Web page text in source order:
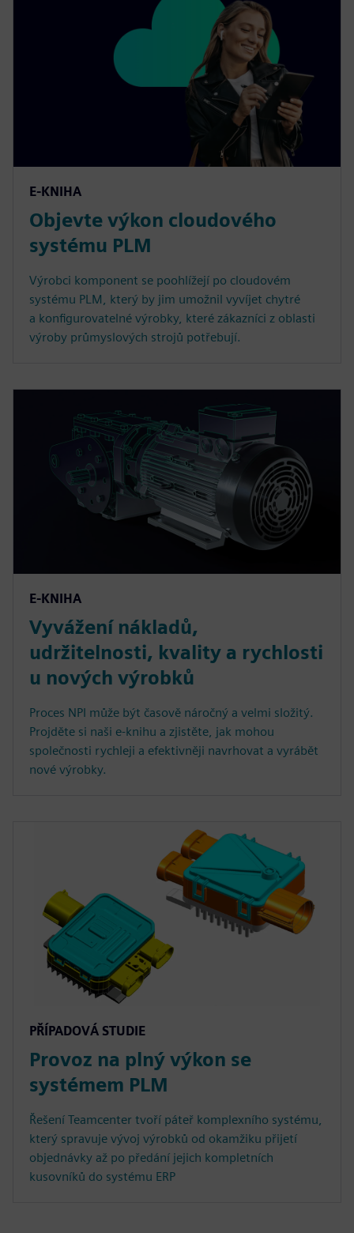
E-KNIHA
Objevte výkon cloudového
systému PLM
Výrobci komponent se poohlížejí po cloudovém
systému PLM, který by jim umožnil vyvíjet chytré
a konfigurovatelné výrobky, které zákazníci z oblasti
výroby průmyslových strojů potřebují.
E-KNIHA
Vyvážení nákladů,
udržitelnosti, kvality a rychlosti
u nových výrobků
Proces NPI může být časově náročný a velmi složitý.
Projděte si naši e-knihu a zjistěte, jak mohou
společnosti rychleji a efektivněji navrhovat a vyrábět
nové výrobky.
PŘÍPADOVÁ STUDIE
Provoz na plný výkon se
systémem PLM
Řešení Teamcenter tvoří páteř komplexního systému,
který spravuje vývoj výrobků od okamžiku přijetí
objednávky až po předání jejich kompletních
kusovníků do systému ERP